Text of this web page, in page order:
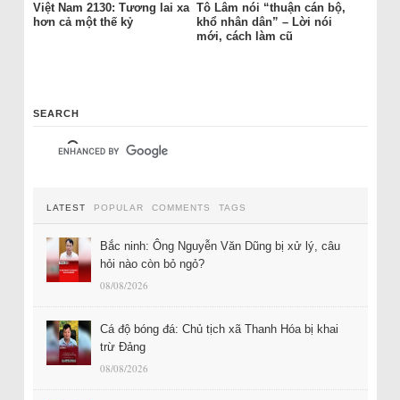
Việt Nam 2130: Tương lai xa
hơn cả một thế kỷ
Tô Lâm nói “thuận cán bộ,
khổ nhân dân” – Lời nói
mới, cách làm cũ
SEARCH
LATEST POPULAR COMMENTS TAGS
Bắc ninh: Ông Nguyễn Văn Dũng bị xử lý, câu
hỏi nào còn bỏ ngỏ?
08/08/2026
Cá độ bóng đá: Chủ tịch xã Thanh Hóa bị khai
trừ Đảng
08/08/2026